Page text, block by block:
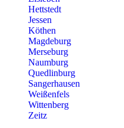
Hettstedt
Jessen
Köthen
Magdeburg
Merseburg
Naumburg
Quedlinburg
Sangerhausen
Weißenfels
Wittenberg
Zeitz